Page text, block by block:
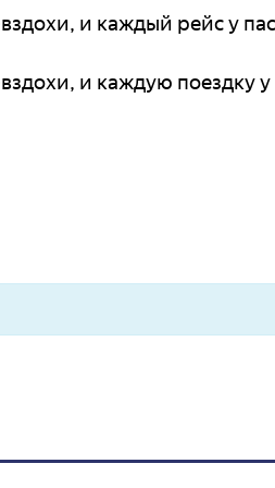
и каждый рейс у
и каждую поездку у